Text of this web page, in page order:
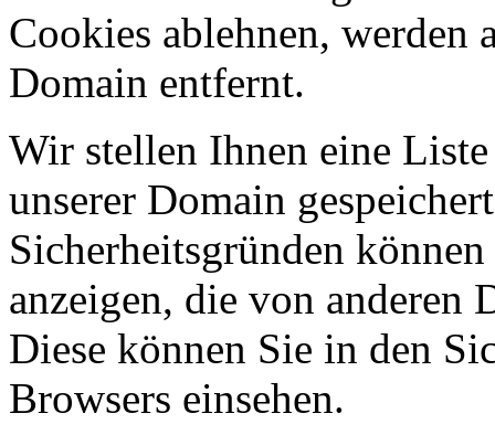
Cookies ablehnen, werden
Domain entfernt.
Wir stellen Ihnen eine
unserer Domain
Sicherheitsgründen
anzeigen, die von anderen
Diese können Sie in den
Browsers einsehen.